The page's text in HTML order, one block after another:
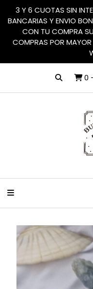
3 Y 6 CUOTAS SIN
BANCARIAS Y ENVIO
CON TU COMPRA
COMPRAS POR
0